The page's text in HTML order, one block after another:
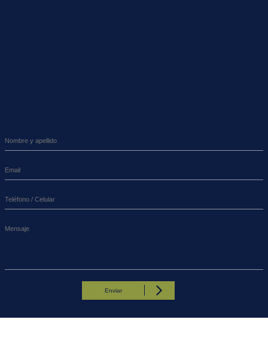
Enviar